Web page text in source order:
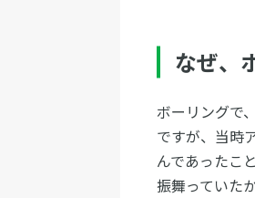
なぜ、
ボーリングで
ですが、当時
んであったこ
振舞っていた